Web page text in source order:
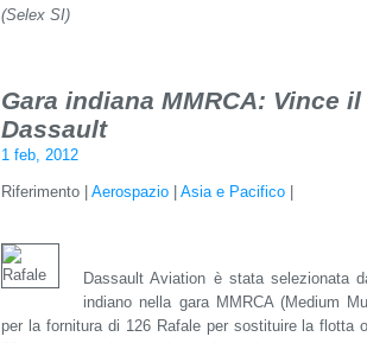
(Selex SI)
Gara indiana MMRCA: Vince
Dassault
1 feb, 2012
Riferimento | Aerospazio Asia e Pacifico
Dassault Aviation è stata selezionata
indiano nella gara MMRCA (Medium
per la fornitura di 126 Rafale per sostituire la flotta